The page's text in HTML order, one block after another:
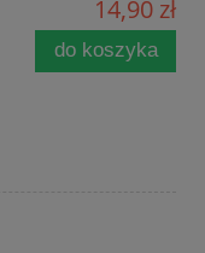
14,90 zł
do koszyka